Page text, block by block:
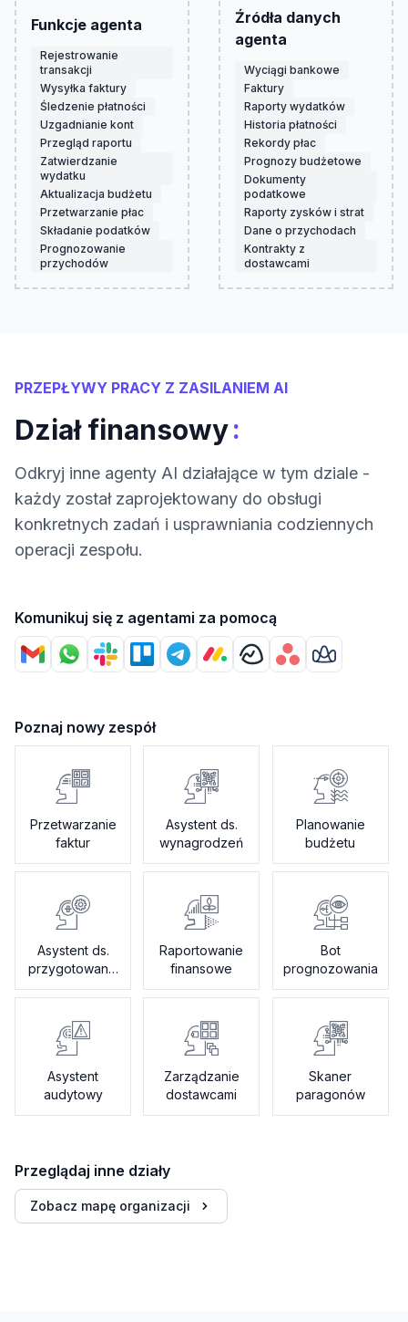
Funkcje agenta
Rejestrowanie
transakcji
Wysyłka faktury
Śledzenie płatności
Uzgadnianie kont
Przegląd raportu
Zatwierdzanie
wydatku
Aktualizacja budżetu
Przetwarzanie płac
Składanie podatków
Prognozowanie
przychodów
Źródła danych
agenta
Wyciągi bankowe
Faktury
Raporty wydatków
Historia płatności
Rekordy płac
Prognozy budżetowe
Dokumenty
podatkowe
Raporty zysków i strat
Dane o przychodach
Kontrakty z
dostawcami
PRZEPŁYWY PRACY Z ZASILANIEM AI
Dział finansowy:
Odkryj inne agenty AI działające w tym dziale -
każdy został zaprojektowany do obsługi
konkretnych zadań i usprawniania codziennych
operacji zespołu.
Komunikuj się z agentami za pomocą
Poznaj nowy zespół
Przetwarzanie
faktur
Asystent ds.
wynagrodzeń
Planowanie
budżetu
Asystent ds.
przygotowania
podatkowego
Raportowanie
finansowe
Bot
prognozowania
Asystent
audytowy
Zarządzanie
dostawcami
Skaner
paragonów
Przeglądaj inne działy
Zobacz mapę organizacji